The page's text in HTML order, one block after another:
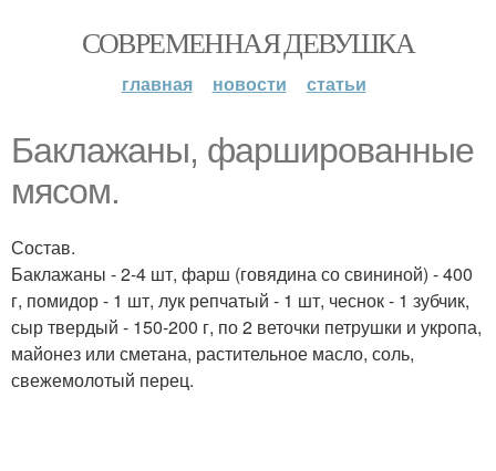
СОВРЕМЕННАЯ ДЕВУШКА
главная новости статьи
Баклажаны, фаршированные
мясом.
Состав.
Баклажаны - 2-4 шт, фарш (говядина со свининой) - 400
г, помидор - 1 шт, лук репчатый - 1 шт, чеснок - 1 зубчик,
сыр твердый - 150-200 г, по 2 веточки петрушки и укропа,
майонез или сметана, растительное масло, соль,
свежемолотый перец.